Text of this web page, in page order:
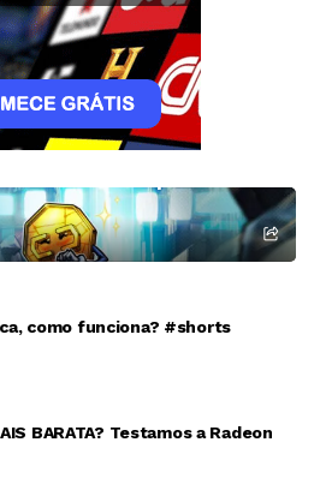
na Coldcard torna julho o
de 2026 para o
como funciona? #shorts
BARATA? Testamos a Radeon